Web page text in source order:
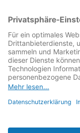
Reparatur↗ für
reparieren lassen,
Erhalt der
Know-hows in
Weitere
Fachhändler finden
FAQ - häufig